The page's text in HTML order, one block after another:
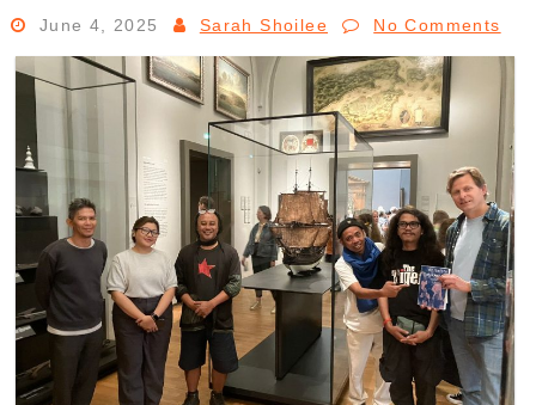
June 4, 2025 Sarah Shoilee No Comments